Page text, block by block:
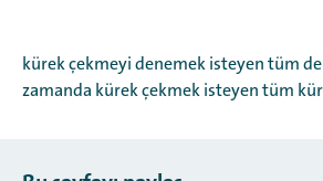
kürek çekmeyi denemek isteyen tüm
zamanda kürek çekmek isteyen tüm